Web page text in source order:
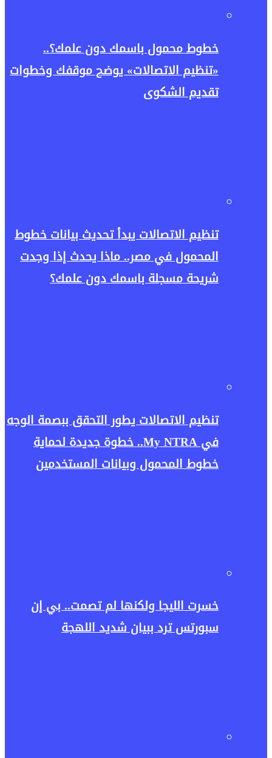
خطوط محمول باسمك دون علمك؟..
«تنظيم الاتصالات» يوضح موقفك وخطوات
تقديم الشكوى
تنظيم الاتصالات يبدأ تحديث بيانات خطوط
المحمول في مصر.. ماذا يحدث إذا وجدت
شريحة مسجلة باسمك دون علمك؟
تنظيم الاتصالات يطور التحقق ببصمة الوجه
في My NTRA.. خطوة جديدة لحماية
خطوط المحمول وبيانات المستخدمين
خسرت الليجا ولكنها لم تصمت.. بي إن
سبورتس ترد ببيان شديد اللهجة